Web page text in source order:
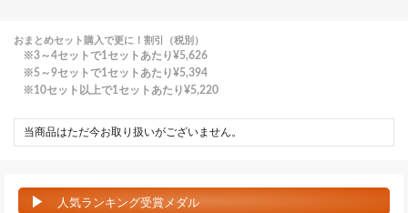
おまとめセット購入で更に！割引（税別）
3～4セットで1セットあたり¥5,626
5～9セットで1セットあたり¥5,394
10セット以上で1セットあたり¥5,220
当商品はただ今お取り扱いがございません。
人気ランキング受賞メダル